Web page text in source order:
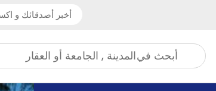
أخبر أصدقائك و
أبحث فيالمدينة , الجامعة أو العقار